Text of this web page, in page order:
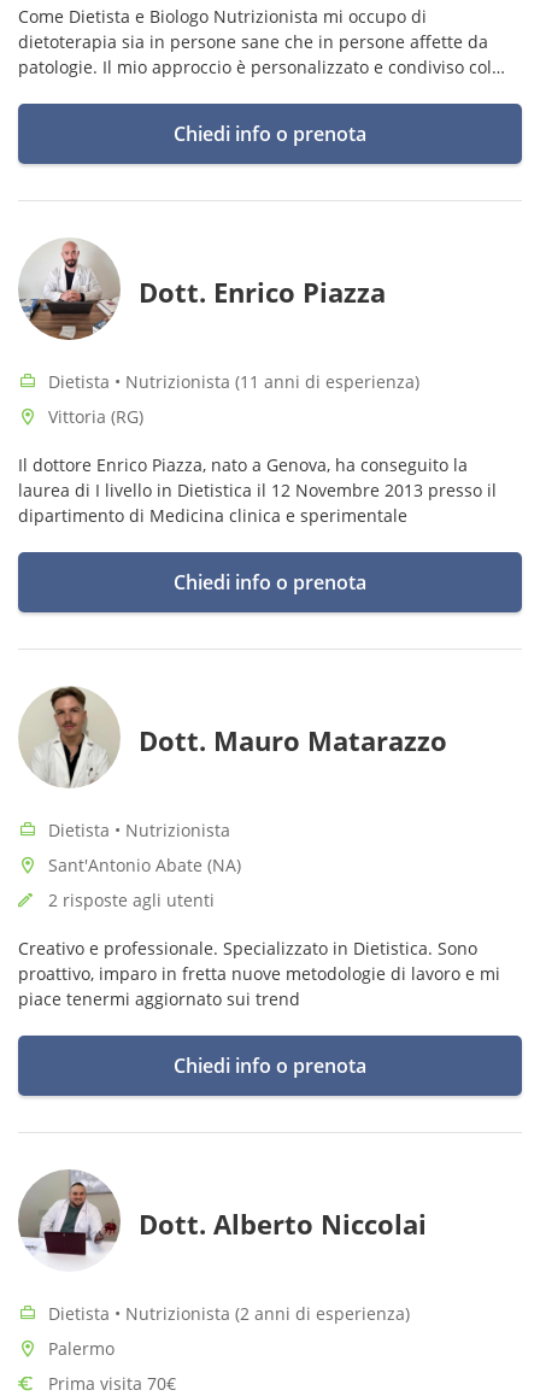
Come Dietista e Biologo Nutrizionista mi occupo di
dietoterapia sia in persone sane che in persone affette da
patologie. Il mio approccio è personalizzato e condiviso col
Chiedi info o prenota
Dott. Enrico Piazza
Dietista • Nutrizionista (11 anni di esperienza)
Vittoria (RG)
Il dottore Enrico Piazza, nato a Genova, ha conseguito la
laurea di I livello in Dietistica il 12 Novembre 2013 presso il
dipartimento di Medicina clinica e sperimentale
Chiedi info o prenota
Dott. Mauro Matarazzo
Dietista • Nutrizionista
Sant'Antonio Abate (NA)
2 risposte agli utenti
Creativo e professionale. Specializzato in Dietistica. Sono
proattivo, imparo in fretta nuove metodologie di lavoro e mi
piace tenermi aggiornato sui trend
Chiedi info o prenota
Dott. Alberto Niccolai
Dietista • Nutrizionista (2 anni di esperienza)
Palermo
Prima visita 70€